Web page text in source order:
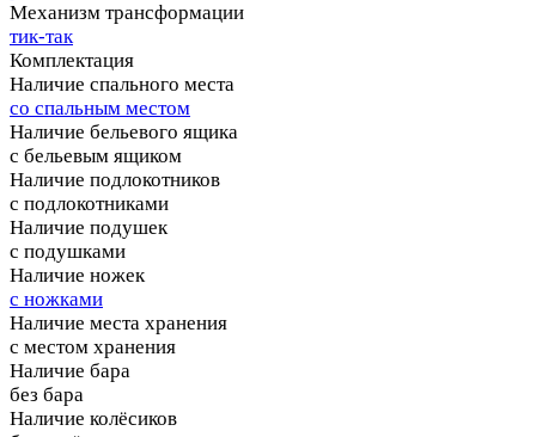
Механизм трансформации
тик-так
Комплектация
Наличие спального места
со спальным местом
Наличие бельевого ящика
с бельевым ящиком
Наличие подлокотников
с подлокотниками
Наличие подушек
с подушками
Наличие ножек
с ножками
Наличие места хранения
с местом хранения
Наличие бара
без бара
Наличие колёсиков